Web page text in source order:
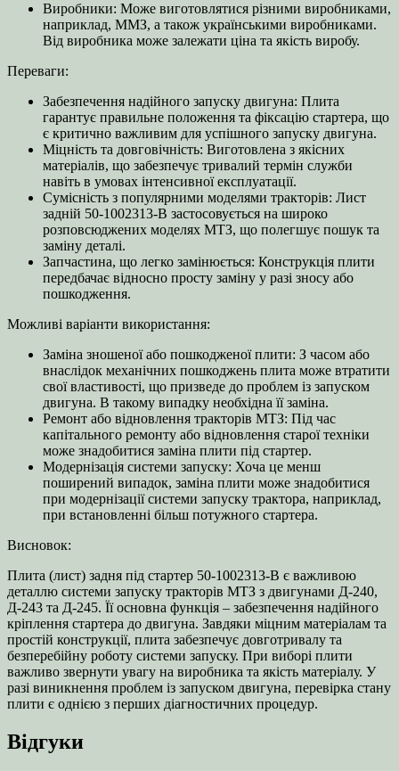
Виробники: Може виготовлятися різними виробниками,
наприклад, ММЗ, а також українськими виробниками.
Від виробника може залежати ціна та якість виробу.
Переваги:
Забезпечення надійного запуску двигуна: Плита
гарантує правильне положення та фіксацію стартера, що
є критично важливим для успішного запуску двигуна.
Міцність та довговічність: Виготовлена з якісних
матеріалів, що забезпечує тривалий термін служби
навіть в умовах інтенсивної експлуатації.
Сумісність з популярними моделями тракторів: Лист
задній 50-1002313-В застосовується на широко
розповсюджених моделях МТЗ, що полегшує пошук та
заміну деталі.
Запчастина, що легко замінюється: Конструкція плити
передбачає відносно просту заміну у разі зносу або
пошкодження.
Можливі варіанти використання:
Заміна зношеної або пошкодженої плити: З часом або
внаслідок механічних пошкоджень плита може втратити
свої властивості, що призведе до проблем із запуском
двигуна. В такому випадку необхідна її заміна.
Ремонт або відновлення тракторів МТЗ: Під час
капітального ремонту або відновлення старої техніки
може знадобитися заміна плити під стартер.
Модернізація системи запуску: Хоча це менш
поширений випадок, заміна плити може знадобитися
при модернізації системи запуску трактора, наприклад,
при встановленні більш потужного стартера.
Висновок:
Плита (лист) задня під стартер 50-1002313-В є важливою
деталлю системи запуску тракторів МТЗ з двигунами Д-240,
Д-243 та Д-245. Її основна функція – забезпечення надійного
кріплення стартера до двигуна. Завдяки міцним матеріалам та
простій конструкції, плита забезпечує довготривалу та
безперебійну роботу системи запуску. При виборі плити
важливо звернути увагу на виробника та якість матеріалу. У
разі виникнення проблем із запуском двигуна, перевірка стану
плити є однією з перших діагностичних процедур.
Відгуки